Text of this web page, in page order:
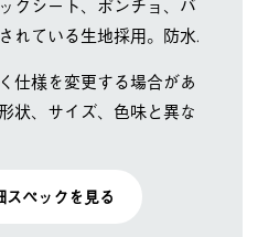
れている生地採用。防水以外の機
様を変更する場合があります。
、サイズ、色味と異なる場合が
ペックを見る